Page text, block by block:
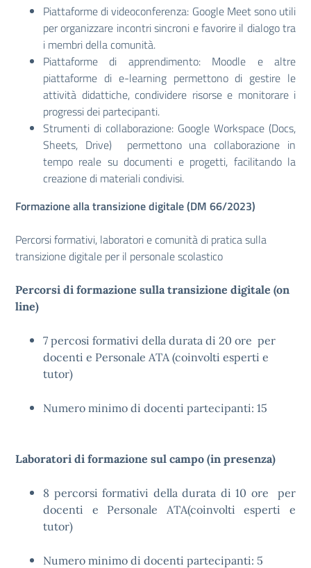
Piattaforme di videoconferenza: Google Meet sono utili
per organizzare incontri sincroni e favorire il dialogo tra
i membri della comunità.
Piattaforme di apprendimento: Moodle e altre
piattaforme di e-learning permettono di gestire le
attività didattiche, condividere risorse e monitorare i
progressi dei partecipanti.
Strumenti di collaborazione: Google Workspace (Docs,
Sheets, Drive) permettono una collaborazione in
tempo reale su documenti e progetti, facilitando la
creazione di materiali condivisi.
Formazione alla transizione digitale (DM 66/2023)
Percorsi formativi, laboratori e comunità di pratica sulla
transizione digitale per il personale scolastico
Percorsi di formazione sulla transizione digitale (on
line)
7 percosi formativi della durata di 20 ore per
docenti e Personale ATA (coinvolti esperti e
tutor)
Numero minimo di docenti partecipanti: 15
Laboratori di formazione sul campo (in presenza)
8 percorsi formativi della durata di 10 ore per
docenti e Personale ATA(coinvolti esperti e
tutor)
Numero minimo di docenti partecipanti: 5